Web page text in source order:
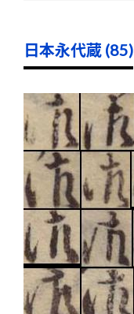
日本永代蔵 (85)